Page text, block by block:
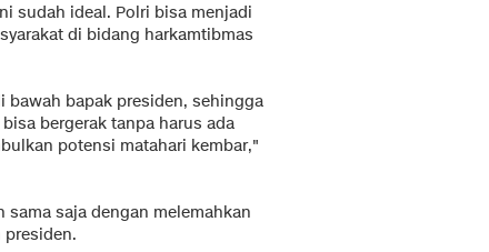
sudah ideal. Polri bisa menjadi
di bidang harkamtibmas
bapak presiden, sehingga
bergerak tanpa harus ada
potensi matahari kembar,"
saja dengan melemahkan
presiden.